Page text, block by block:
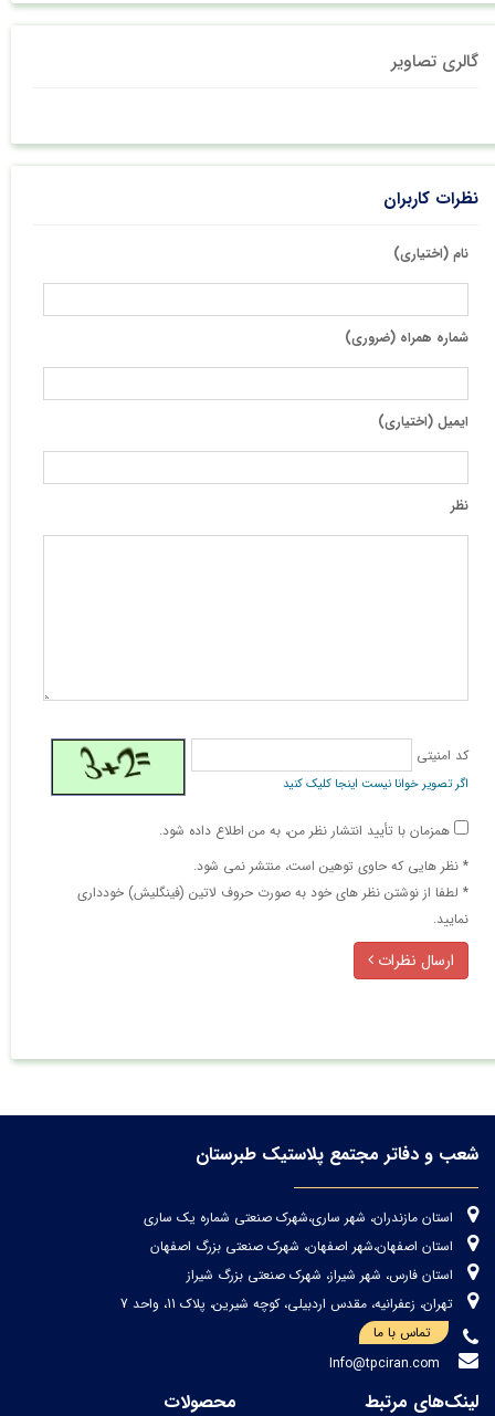
گالری تصاویر
نظرات کاربران
نام (اختیاری)
شماره همراه (ضروری)
ایمیل (اختیاری)
نظر
کد امنیتی
اگر تصویر خوانا نیست اینجا کلیک کنید
همزمان با تأیید انتشار نظر من، به من اطلاع داده شود.
* نظر هایی كه حاوی توهین است، منتشر نمی شود.
* لطفا از نوشتن نظر های خود به صورت حروف لاتین (فینگلیش) خودداری
نمایید.
ارسال نظرات
شعب و دفاتر مجتمع پلاستیک طبرستان
استان مازندران، شهر ساری،شهرک صنعتی شماره یک ساری
استان اصفهان،شهر اصفهان، شهرک صنعتی بزرگ اصفهان
استان فارس، شهر شیراز، شهرک صنعتی بزرگ شیراز
تهران، زعفرانیه، مقدس اردبیلی، کوچه شیرین، پلاک 11، واحد 7
تماس با ما
لینک‌های مرتبط محصولات